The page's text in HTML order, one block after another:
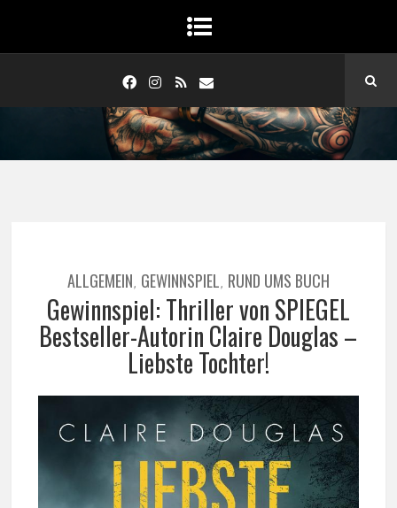
ALLGEMEIN, GEWINNSPIEL, RUND UMS BUCH
Gewinnspiel: Thriller von SPIEGEL
Bestseller-Autorin Claire Douglas –
Liebste Tochter!